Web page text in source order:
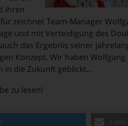
ihren
zeichnet Team-Manager
und mit Verteidigung des
das Ergebnis seiner
Konzept. Wir haben
in die Zukunft geblickt…
zu lesen!